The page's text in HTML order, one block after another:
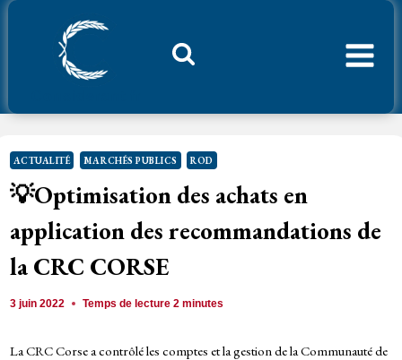
Aller
ACTUALITÉ MARCHÉS PUBLICS ROD
💡Optimisation des achats en
application des recommandations de
la CRC CORSE
3 juin 2022 Temps de lecture2 minutes
La CRC Corse a contrôlé les comptes et la gestion de la Communauté de